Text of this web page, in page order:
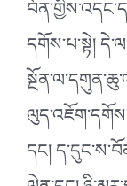
དགོས་པ་སྟེ།
དང།